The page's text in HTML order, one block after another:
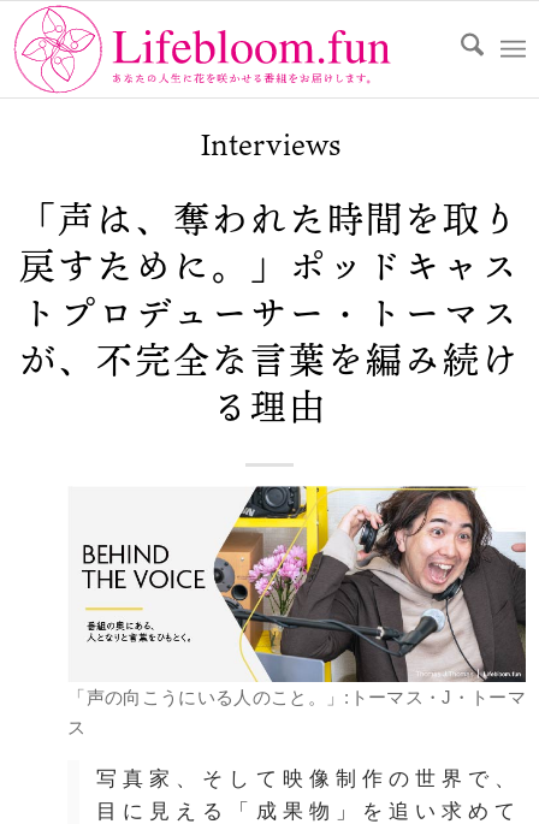
Interviews
「声は、奪われた時間を取り
戻すために。」ポッドキャス
トプロデューサー・トーマス
が、不完全な言葉を編み続け
る理由
「声の向こうにいる人のこと。」:トーマス・J・トーマ
ス
写真家、そして映像制作の世界で、
目に見える「成果物」を追い求めて